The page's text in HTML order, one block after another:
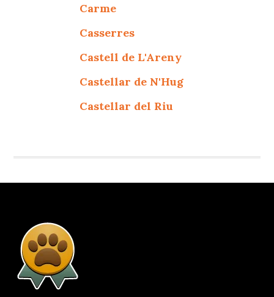
Carme
Casserres
Castell de L'Areny
Castellar de N'Hug
Castellar del Riu